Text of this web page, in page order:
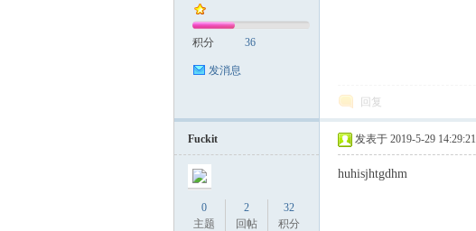
积分 36
发消息
回复
Fuckit
0
主题
2
回帖
32
积分
发表于 2019-5-29 14:29:21
huhisjhtgdhm